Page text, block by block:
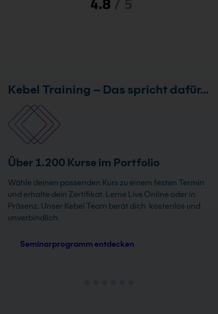
Kebel Training – Das spricht dafür…
Über 1.200 Kurse im Portfolio
Wähle deinen passenden Kurs zu einem festen Termin
und erhalte dein Zertifikat. Lerne Live Online oder in
Präsenz. Unser Kebel Team berät dich kostenlos und
unverbindlich.
Seminarprogramm entdecken